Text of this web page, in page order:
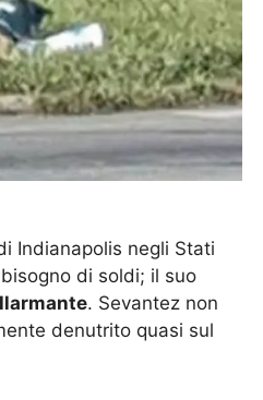
Indianapolis negli Stati
di soldi; il suo
. Sevantez non
denutrito quasi sul